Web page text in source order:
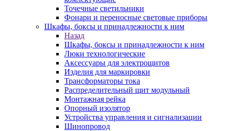
Точечные светильники
Фонари и переносные световые приборы
Шкафы, боксы и принадлежности к ним
Назад
Шкафы, боксы и принадлежности к ним
Люки технологические
Аксессуары для электрощитов
Изделия для маркировки
Трансформаторы тока
Распределительный щит модульный
Монтажная рейка
Опорный изолятор
Устройства управления и сигнализации
Шинопровод